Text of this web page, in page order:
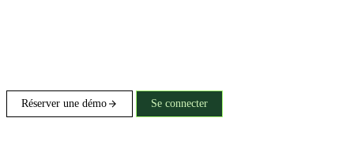
Réserver une démo Se connecter